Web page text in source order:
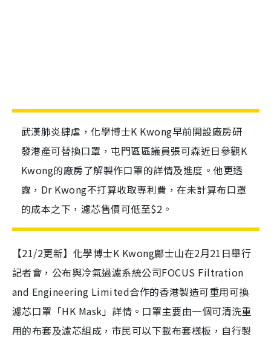
武漢肺炎肆虐，化學博士K Kwong早前開設廠房研
發港產可替換口罩，屯門區區議員張可森近日參觀K
Kwong的廠房了解製作口罩的詳情及進度。他更透
露，Dr Kwong不打算收取專利費，在未計算布口罩
的成本之下，濾芯售價可低至$2。
【21/2更新】化學博士K Kwong鄺士山在2月21日舉行
記者會，公布與冷氣過濾系統公司FOCUS Filtration
and Engineering Limited合作的香港製造可重用可換
濾芯口罩「HK Mask」詳情。口罩主要由一個可清洗重
用的布套及濾芯組成，市民可以下載布套樣板，自行製